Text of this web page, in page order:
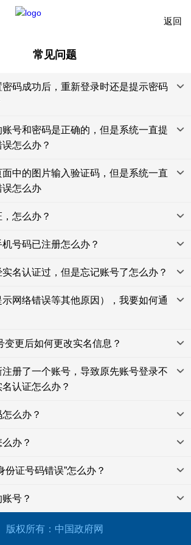
返回
常见问题
码成功后，重新登录时还是提示密码
号和密码是正确的，但是系统一直提
怎么办？
中的图片输入验证码，但是系统一直
误怎么办
怎么办？
号码已注册怎么办？
名认证过，但是忘记账号了怎么办？
网络错误等其他原因），我要如何通
变更后如何更改实名信息？
册了一个账号，导致原先账号登录不
认证怎么办？
么办？
办？
份证号码错误”怎么办？
号？
版权所有：中国政府网